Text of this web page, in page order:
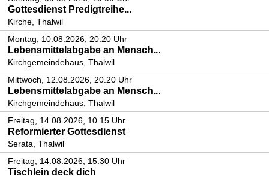
Gottesdienst Predigtreihe...
Kirche, Thalwil
Montag, 10.08.2026, 20.20 Uhr
Lebensmittelabgabe an Mensch...
Kirchgemeindehaus, Thalwil
Mittwoch, 12.08.2026, 20.20 Uhr
Lebensmittelabgabe an Mensch...
Kirchgemeindehaus, Thalwil
Freitag, 14.08.2026, 10.15 Uhr
Reformierter Gottesdienst
Serata, Thalwil
Freitag, 14.08.2026, 15.30 Uhr
Tischlein deck dich